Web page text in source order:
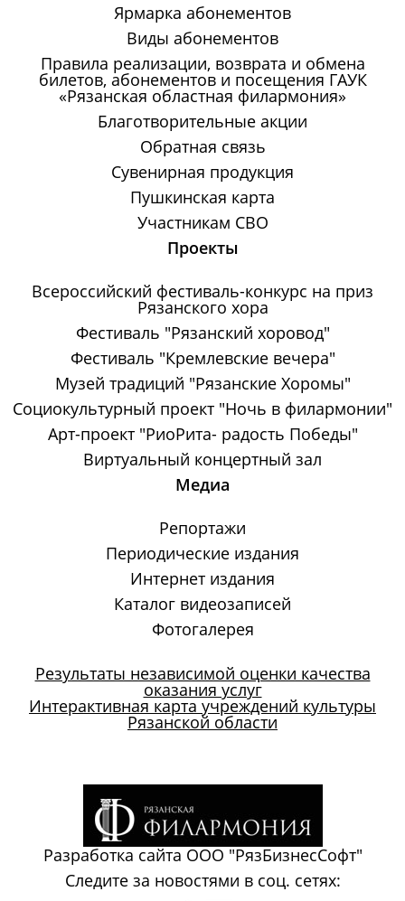
Ярмарка абонементов
Виды абонементов
Правила реализации, возврата и обмена
билетов, абонементов и посещения ГАУК
«Рязанская областная филармония»
Благотворительные акции
Обратная связь
Сувенирная продукция
Пушкинская карта
Участникам СВО
Проекты
Всероссийский фестиваль-конкурс на приз
Рязанского хора
Фестиваль "Рязанский хоровод"
Фестиваль "Кремлевские вечера"
Музей традиций "Рязанские Хоромы"
Социокультурный проект "Ночь в филармонии"
Арт-проект "РиоРита- радость Победы"
Виртуальный концертный зал
Медиа
Репортажи
Периодические издания
Интернет издания
Каталог видеозаписей
Фотогалерея
Результаты независимой оценки качества
оказания услуг
Интерактивная карта учреждений культуры
Рязанской области
Разработка сайта ООО "РязБизнесСофт"
Следите за новостями в соц. сетях: